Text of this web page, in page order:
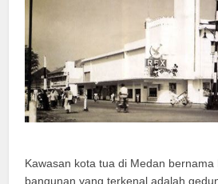
Kawasan kota tua di Medan bernama
bangunan yang terkenal adalah